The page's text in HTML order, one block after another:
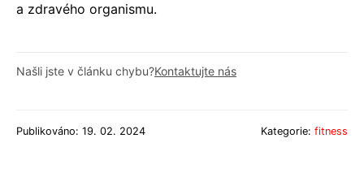
a zdravého organismu.
Našli jste v článku chybu?Kontaktujte nás
Publikováno: 19. 02. 2024 Kategorie: fitness